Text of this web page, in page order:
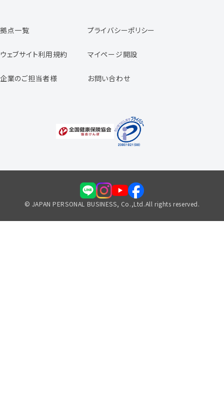
スタッフの声
専任コンサルタントの声
福利厚生のご案内
拠点一覧 プライバシーポリシー
ウェブサイト利用規約 マイページ開設
企業のご担当者様 お問い合わせ
© JAPAN PERSONAL BUSINESS, Co.,Ltd.All rights reserved.